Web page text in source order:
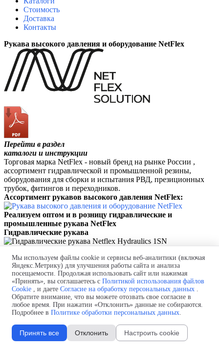
Стоимость
Доставка
Контакты
Рукава высокого давления и оборудование NetFlex
Перейти в раздел
каталоги и инструкции
Торговая марка NetFlex - новый бренд на рынке России ,
ассортимент гидравлической и промышленной резины,
оборудования для сборки и испытания РВД, презиционных
трубок, фитингов и переходников.
Ассортимент рукавов высокого давления NetFlex:
Реализуем оптом и в розницу гидравлические и
промышленные рукава NetFlex
Гидравлические рукава
NetFlexAgro SAE 100 R17
NetFlexExpert SAE 100 R15
NetFlex Arctika -55⁰C 1SN|2SN
NetFlex Arctika -55⁰C 4SP|4SH
Мы используем файлы cookie и сервисы веб-аналитики (включая
Яндекс.Метрику) для улучшения работы сайта и анализа
посещаемости. Продолжая использовать сайт или нажимая
«Принять», вы соглашаетесь с Политикой использования файлов
Cookie , и даете Согласие на обработку персональных данных .
Обратите внимание, что вы можете отозвать свое согласие в
любое время. При нажатии «Отклонить» данные не собираются.
Подробнее в Политике обработки персональных данных.
Принять все Отклонить Настроить cookie